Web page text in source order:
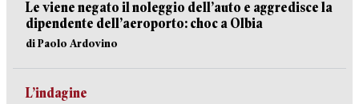
Le viene negato il noleggio dell’auto e aggredisce la
dipendente dell’aeroporto: choc a Olbia
di Paolo Ardovino
L’indagine